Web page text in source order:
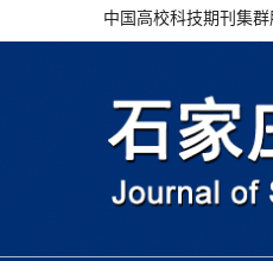
中国高校科技期刊集群